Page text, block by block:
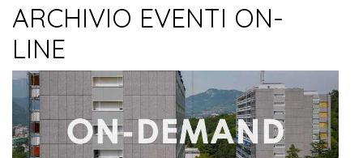
ARCHIVIO EVENTI ON-
LINE